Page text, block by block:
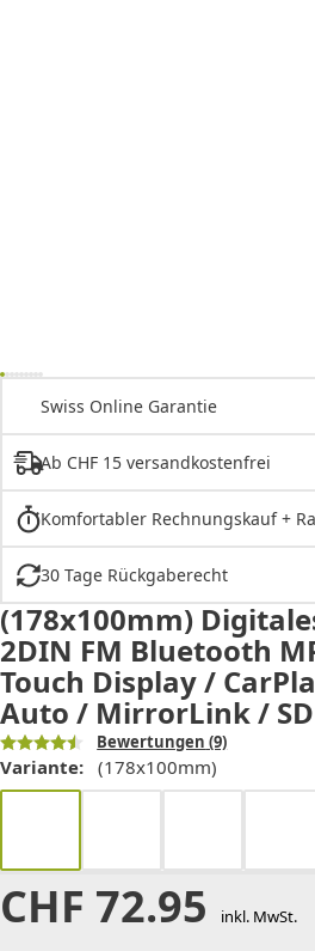
Swiss Online Garantie
Ab CHF 15 versandkostenfrei
Komfortabler Rechnungskauf +
30 Tage Rückgaberecht
(178x100mm)
2DIN FM Bluetooth
Touch Display /
Auto / MirrorLink /
Bewertungen (9)
Variante: (178x100mm)
CHF 72.95 inkl. MwSt.